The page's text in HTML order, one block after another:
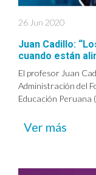
26 Jun 2020
Juan Cadillo:
cuando están
El profesor Juan
Administración del
Educación Peruana
Ver más